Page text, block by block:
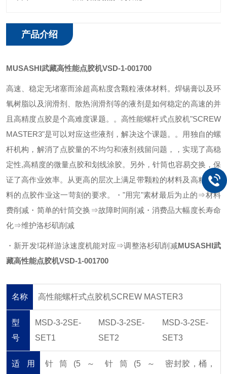
产品介绍
MUSASHI武藏高性能点胶机VSD-1-001700
高速、稳定无堵塞而涂超高粘度含颗粒液体材料。焊锡膏以及环
氧树脂以及润滑剂、散热润滑剂等的液剂是如何稳定的高速的并
且高精度点胶是个高难度课题。。 高性能螺杆式点胶机"SCREW
MASTER3"是可以对应这些液剂，解决这个课题。。 用独自的螺
杆机构，解消了点胶量的不均匀和液剂残留问题，，实现了高稳
定性,高精度的微量点胶和划线涂胶。
另外，针筒也容易交换，保
证了高作业效率。
从更高的层次上满足带颗粒的材料及高粘度材
料的点胶作业这一苛刻的要求。
・"用完"素材最后为止的⇒材料
费削减 ・简单的针筒交换⇒故障时间削减 ・消费品大幅度长寿命
化⇒维护洛杉矶削减
・新开发!花样游泳速度机能对应⇒调整洛杉矶削减MUSASHI武
藏高性能点胶机VSD-1-001700
名称 高性能螺杆式点胶机SCREW MASTER3
型
号
MSD-3-2SE-
SET1
MSD-3-2SE-
SET2
MSD-3-2SE-
SET3
适用
针筒(5～
针筒(5～
密封胶，桶，